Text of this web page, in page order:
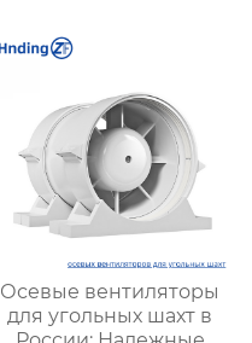
оптимизации работы
Осевые вентиляторы
для угольных шахт в